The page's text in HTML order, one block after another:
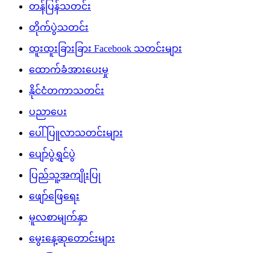
တန်ပြန်သတင်း
တိုက်ပွဲသတင်း
ထူးထူးခြားခြား Facebook သတင်းများ
ထောက်ခံအားပေးမှု
နိုင်ငံတကာသတင်း
ပညာပေး
ပေါ်ပြူလာသတင်းများ
ပျော်ပွဲရွှင်ပွဲ
ပြည်သူ့အကျိုးပြု
ဖျော်ဖြေရေး
မူလစာမျက်နှာ
မွေးနေ့ဆုတောင်းများ